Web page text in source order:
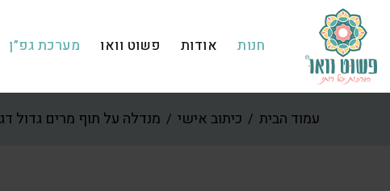
חנות אודות פשוט וואו מערכת גפ”ן
עמוד הבית / כיתוב אישי / מנדלה על תוף מרים גדול